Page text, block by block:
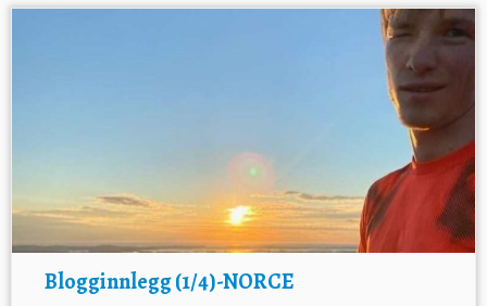
Blogginnlegg (1/4)-NORCE